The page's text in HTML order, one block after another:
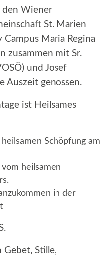
den Wiener
St. Marien
Campus Maria Regina
zusammen mit Sr.
und Josef
Auszeit genossen.
ist Heilsames
Schöpfung am
heilsamen
in der
Gebet, Stille,